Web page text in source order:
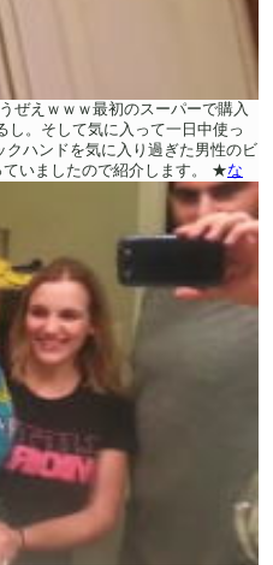
うぜえｗｗｗ最初のスーパーで購入
し。そして気に入って一日中使っ
クハンドを気に入り過ぎた男性のビ
いましたので紹介します。
★な